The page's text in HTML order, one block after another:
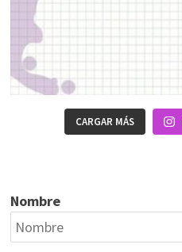
CARGAR MÁS
Nombre